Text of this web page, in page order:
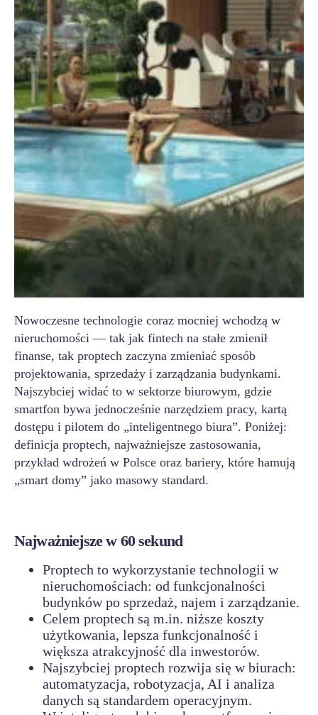
Nowoczesne technologie coraz mocniej wchodzą w
nieruchomości — tak jak fintech na stałe zmienił
finanse, tak proptech zaczyna zmieniać sposób
projektowania, sprzedaży i zarządzania budynkami.
Najszybciej widać to w sektorze biurowym, gdzie
smartfon bywa jednocześnie narzędziem pracy, kartą
dostępu i pilotem do „inteligentnego biura”. Poniżej:
definicja proptech, najważniejsze zastosowania,
przykład wdrożeń w Polsce oraz bariery, które hamują
„smart domy” jako masowy standard.
Najważniejsze w 60 sekund
Proptech to wykorzystanie technologii w
nieruchomościach: od funkcjonalności
budynków po sprzedaż, najem i zarządzanie.
Celem proptech są m.in. niższe koszty
użytkowania, lepsza funkcjonalność i
większa atrakcyjność dla inwestorów.
Najszybciej proptech rozwija się w biurach:
automatyzacja, robotyzacja, AI i analiza
danych są standardem operacyjnym.